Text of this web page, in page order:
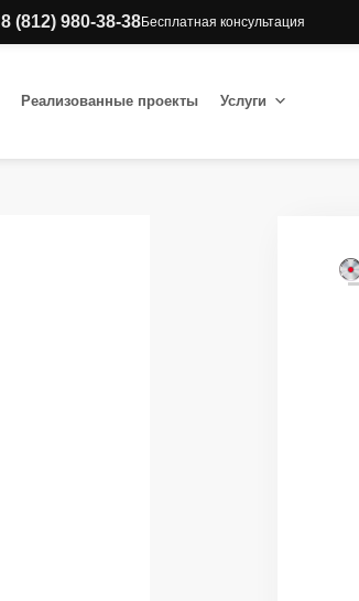
8 (812) 980-38-38Бесплатная консультация
Реализованные проекты Услуги